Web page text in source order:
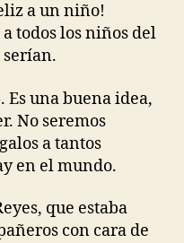
a un niño!
todos los niños del
Es una buena idea,
No seremos
a tantos
en el mundo.
que estaba
con cara de